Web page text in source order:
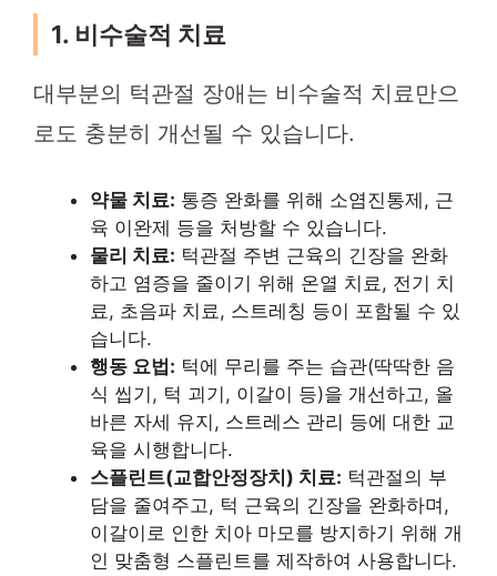
1. 비수술적 치료
대부분의 턱관절 장애는 비수술적 치료만으
로도 충분히 개선될 수 있습니다.
약물 치료: 통증 완화를 위해 소염진통제, 근
육 이완제 등을 처방할 수 있습니다.
물리 치료: 턱관절 주변 근육의 긴장을 완화
하고 염증을 줄이기 위해 온열 치료, 전기 치
료, 초음파 치료, 스트레칭 등이 포함될 수 있
습니다.
행동 요법: 턱에 무리를 주는 습관(딱딱한 음
식 씹기, 턱 괴기, 이갈이 등)을 개선하고, 올
바른 자세 유지, 스트레스 관리 등에 대한 교
육을 시행합니다.
스플린트(교합안정장치) 치료: 턱관절의 부
담을 줄여주고, 턱 근육의 긴장을 완화하며,
이갈이로 인한 치아 마모를 방지하기 위해 개
인 맞춤형 스플린트를 제작하여 사용합니다.